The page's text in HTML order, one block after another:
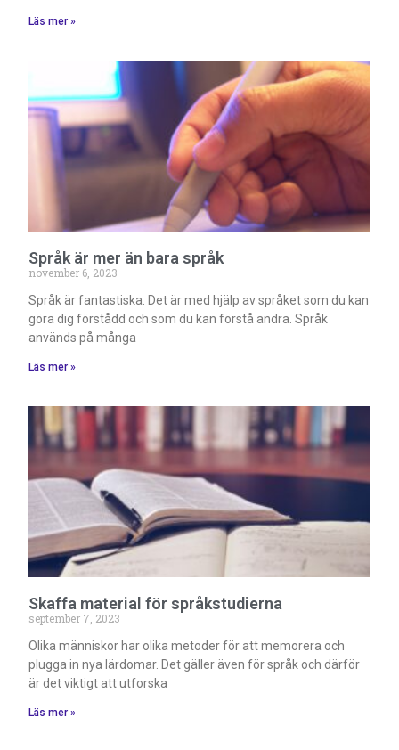
Läs mer »
Språk är mer än bara språk
november 6, 2023
Språk är fantastiska. Det är med hjälp av språket som du kan
göra dig förstådd och som du kan förstå andra. Språk
används på många
Läs mer »
Skaffa material för språkstudierna
september 7, 2023
Olika människor har olika metoder för att memorera och
plugga in nya lärdomar. Det gäller även för språk och därför
är det viktigt att utforska
Läs mer »